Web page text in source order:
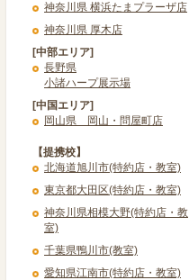
神奈川県 横浜たまプラーザ店
神奈川県 厚木店
[中部エリア]
長野県
小諸ハープ展示場
[中国エリア]
岡山県 岡山・問屋町店
【提携校】
北海道旭川市(特約店・教室)
東京都大田区(特約店・教室)
神奈川県相模大野(特約店・教
室)
千葉県鴨川市(教室)
愛知県江南市(特約店・教室)